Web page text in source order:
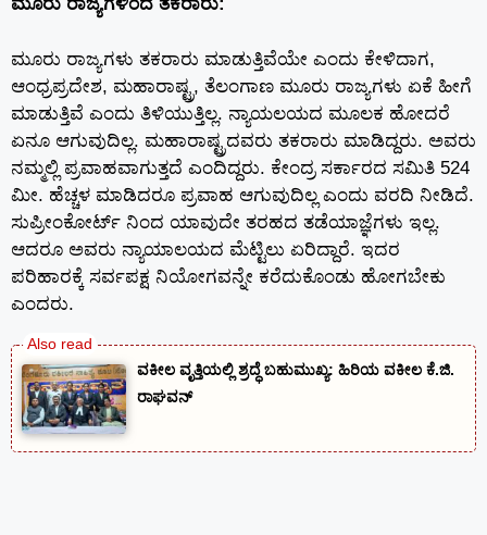
ಮೂರು ರಾಜ್ಯಗಳಿಂದ ತಕರಾರು:
ಮೂರು ರಾಜ್ಯಗಳು ತಕರಾರು ಮಾಡುತ್ತಿವೆಯೇ ಎಂದು ಕೇಳಿದಾಗ,
ಆಂಧ್ರಪ್ರದೇಶ, ಮಹಾರಾಷ್ಟ್ರ, ತೆಲಂಗಾಣ ಮೂರು ರಾಜ್ಯಗಳು ಏಕೆ ಹೀಗೆ
ಮಾಡುತ್ತಿವೆ ಎಂದು ತಿಳಿಯುತ್ತಿಲ್ಲ. ನ್ಯಾಯಲಯದ‌ ಮೂಲಕ ಹೋದರೆ
ಏನೂ ಆಗುವುದಿಲ್ಲ. ಮಹಾರಾಷ್ಟ್ರದವರು ತಕರಾರು ಮಾಡಿದ್ದರು. ಅವರು
ನಮ್ಮಲ್ಲಿ ಪ್ರವಾಹವಾಗುತ್ತದೆ ಎಂದಿದ್ದರು. ಕೇಂದ್ರ ಸರ್ಕಾರದ ಸಮಿತಿ 524
ಮೀ. ಹೆಚ್ಚಳ ಮಾಡಿದರೂ ಪ್ರವಾಹ ಆಗುವುದಿಲ್ಲ ಎಂದು ವರದಿ ನೀಡಿದೆ.
ಸುಪ್ರೀಂಕೋರ್ಟ್ ನಿಂದ ಯಾವುದೇ ತರಹದ ತಡೆಯಾಜ್ಞೆಗಳು ಇಲ್ಲ.
ಆದರೂ ಅವರು ನ್ಯಾಯಾಲಯದ ಮೆಟ್ಟಿಲು ಏರಿದ್ದಾರೆ. ಇದರ
ಪರಿಹಾರಕ್ಕೆ ಸರ್ವಪಕ್ಷ ನಿಯೋಗವನ್ನೇ ಕರೆದುಕೊಂಡು ಹೋಗಬೇಕು
ಎಂದರು.
ವಕೀಲ ವೃತ್ತಿಯಲ್ಲಿ ಶ್ರದ್ಧೆ ಬಹುಮುಖ್ಯ: ಹಿರಿಯ ವಕೀಲ ಕೆ.ಜಿ.
ರಾಘವನ್